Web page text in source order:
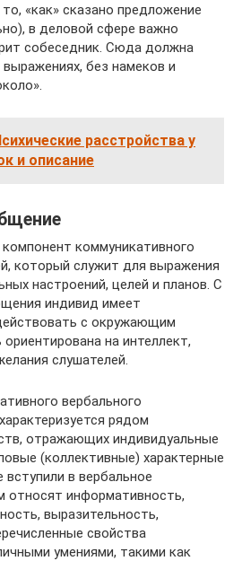
«как» сказано предложение
в деловой сфере важно
собеседник. Сюда должна
без намеков и
расстройства у
и описание
коммуникативного
который служит для выражения
настроений, целей и планов. С
индивид имеет
с окружающим
на интеллект,
слушателей.
вербального
рядом
отражающих индивидуальные
(коллективные) характерные
в вербальное
относят информативность,
выразительность,
свойства
умениями, такими как